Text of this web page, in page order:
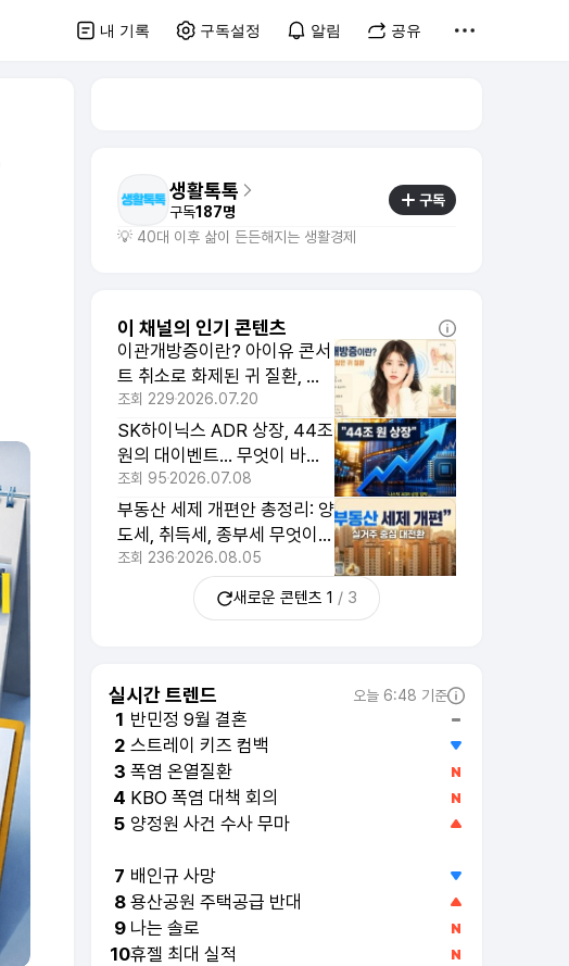
내 기록 구독설정 알림 공유
생활톡톡
구독187명
구독
💡 40대 이후 삶이 든든해지는 생활경제
이 채널의 인기 콘텐츠
이관개방증이란? 아이유 콘서
트 취소로 화제된 귀 질환, 원
인, 증상, 치료 총정리
조회 229 2026.07.20
SK하이닉스 ADR 상장, 44조
원의 대이벤트… 무엇이 바뀌
고 무엇을 봐야 하나
조회 95 2026.07.08
부동산 세제 개편안 총정리: 양
도세, 취득세, 종부세 무엇이
달라지나 2026
조회 236 2026.08.05
새로운 콘텐츠 1 / 3
실시간 트렌드 오늘 6:48 기준
1 반민정 9월 결혼
2 스트레이 키즈 컴백
3 폭염 온열질환
4 KBO 폭염 대책 회의
5 양정원 사건 수사 무마
7 배인규 사망
8 용산공원 주택공급 반대
9 나는 솔로
10휴젤 최대 실적